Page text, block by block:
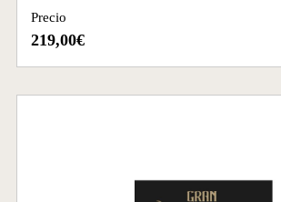
Precio
219,00€